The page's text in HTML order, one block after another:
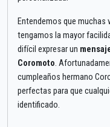
Entendemos que
tengamos la mayor
difícil expresar un
Coromoto.
cumpleaños hermano
perfectas para que
identificado.